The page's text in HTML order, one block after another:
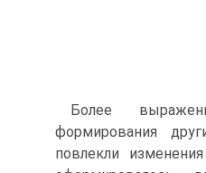
Более
формирования
повлекли